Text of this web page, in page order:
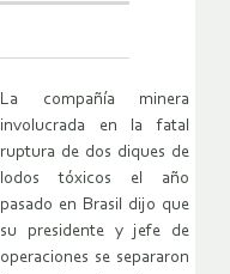
La compañía minera
involucrada en la fatal
ruptura de dos diques de
lodos tóxicos el año
pasado en Brasil dijo que
su presidente y jefe de
operaciones se separaron